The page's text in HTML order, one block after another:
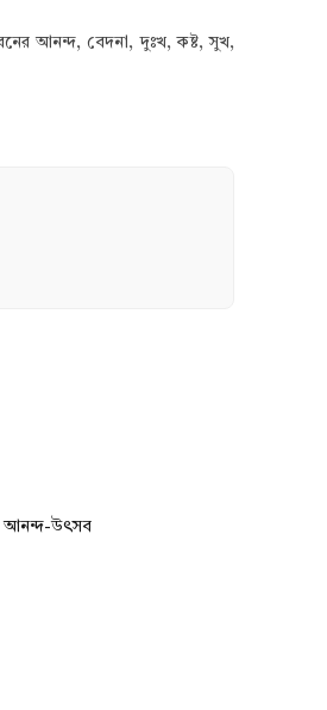
আনন্দ, বেদনা, দুঃখ, কষ্ট, সুখ,
আনন্দ-উৎসব